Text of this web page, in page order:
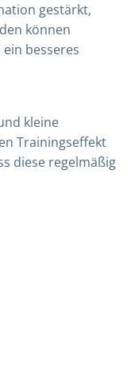
gestärkt,
können
besseres
kleine
Trainingseffekt
diese regelmäßig